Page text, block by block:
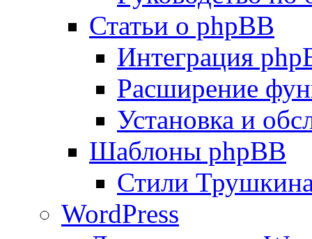
Статьи о phpBB
Интеграция
Расширение
Установка и
Шаблоны phpBB
Стили
WordPress